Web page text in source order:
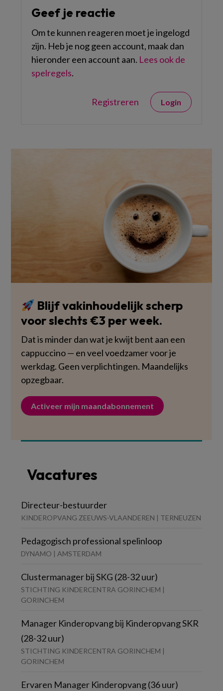
Geef je reactie
Om te kunnen reageren moet je ingelogd
zijn. Heb je nog geen account, maak dan
hieronder een account aan. Lees ook de
spelregels.
Registreren Login
Blijf vakinhoudelijk scherp
voor slechts €3 per week.
Dat is minder dan wat je kwijt bent aan een
cappuccino — en veel voedzamer voor je
werkdag. Geen verplichtingen. Maandelijks
opzegbaar.
Activeer mijn maandabonnement
Vacatures
Directeur-bestuurder
KINDEROPVANG ZEEUWS-VLAANDEREN | TERNEUZEN
Pedagogisch professional spelinloop
DYNAMO | AMSTERDAM
Clustermanager bij SKG (28-32 uur)
STICHTING KINDERCENTRA GORINCHEM |
GORINCHEM
Manager Kinderopvang bij Kinderopvang SKR
(28-32 uur)
STICHTING KINDERCENTRA GORINCHEM |
GORINCHEM
Ervaren Manager Kinderopvang (36 uur)